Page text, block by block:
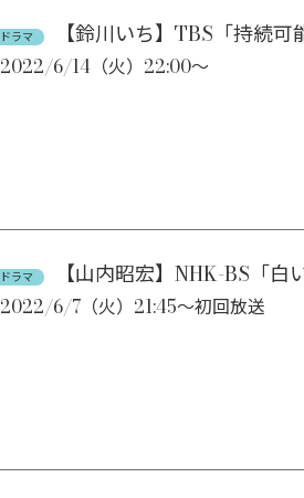
ドラマ 【鈴川いち】TBS「持続
2022/6/14（火）22:00～
ドラマ 【山内昭宏】NHK-BS「白
2022/6/7（火）21:45～初回放送